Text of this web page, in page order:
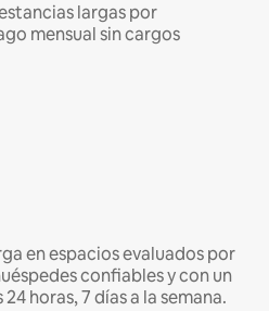
largas por
mensual sin cargos
en espacios evaluados por
confiables y con un
horas, 7 días a la semana.